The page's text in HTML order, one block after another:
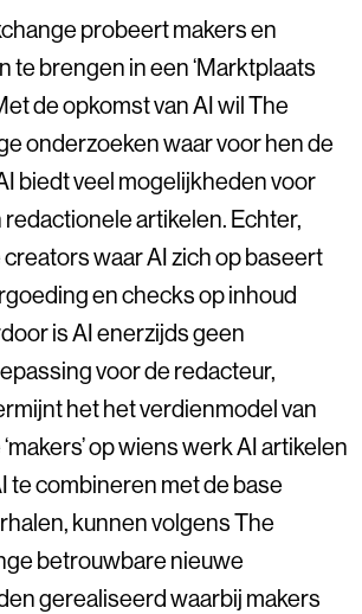
probeert makers en
te brengen in een ‘Marktplaats
de opkomst van AI wil The
onderzoeken waar voor hen de
biedt veel mogelijkheden voor
artikelen. Echter,
waar AI zich op baseert
en checks op inhoud
is AI enerzijds geen
voor de redacteur,
het het verdienmodel van
op wiens werk AI artikelen
te combineren met de base
kunnen volgens The
betrouwbare nieuwe
gerealiseerd waarbij makers